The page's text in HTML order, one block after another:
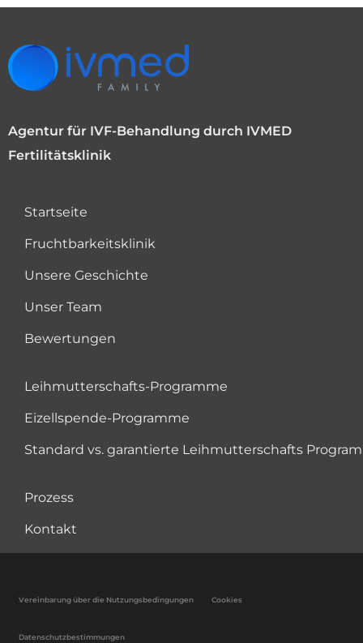
Agentur für IVF-Behandlung durch IVMED
Fertilitätsklinik
Startseite
Fruchtbarkeitsklinik
Unsere Geschichte
Unser Team
Bewertungen
Leihmutterschafts-Programme
Eizellspende-Programme
Standard vs. garantierte Leihmutterschafts
Prozess
Kontakt
Vereinbarung über die Nutzungsbedingungen Cookies
Datenschutzbestimmungen